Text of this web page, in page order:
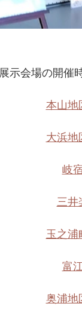
示会場の開催
本山地
大浜地
岐
三井
玉之浦
富
奥浦地